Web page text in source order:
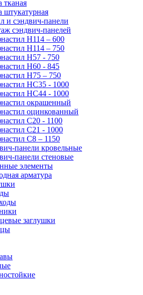
тканая
штукатурная
и сэндвич-панели
сэндвич-панелей
Н114 – 600
Н114 – 750
Н57 - 750
Н60 - 845
Н75 – 750
НС35 - 1000
НС44 - 1000
окрашенный
оцинкованный
С20 - 1100
С21 - 1000
С8 – 1150
панели кровельные
панели стеновые
элементы
арматура
заглушки